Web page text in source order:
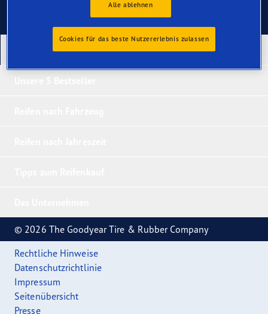
Unsere neuesten Produkte
© 2026 The Goodyear Tire & Rubber Company
Rechtliche Hinweise
Datenschutzrichtlinie
Impressum
Seitenübersicht
Presse
Alle ablehnen
Cookies für das beste Nutzererlebnis zulassen